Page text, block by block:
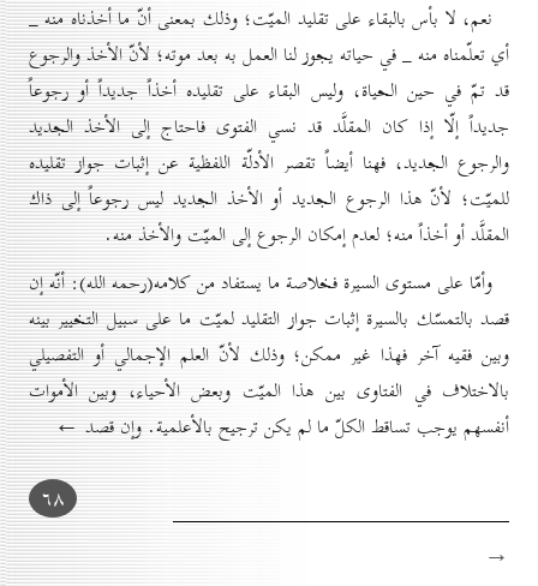
نعم، لا بأس بالبقاء على تقليد الميّت؛ وذلك بمعنى أنّ ما أخذناه منه _
أي تعلّمناه منه _ في حياته يجوز لنا العمل به بعد موته؛ لأنّ الأخذ والرجوع
قد تمّ في حين الحياة، وليس البقاء على تقليده أخذاً جديداً أو رجوعاً
جديداً إلّا إذا كان المقلَّد قد نسي الفتوى فاحتاج إلى الأخذ الجديد
والرجوع الجديد، فهنا أيضاً تقصر الأدلّة اللفظية عن إثبات جواز تقليده
للميّت؛ لأنّ هذا الرجوع الجديد أو الأخذ الجديد ليس رجوعاً إلى ذاك
المقلَّد أو أخذاً منه؛ لعدم إمكان الرجوع إلى الميّت والأخذ منه.
وأمّا على مستوى السيرة فخلاصة ما يستفاد من كلامه(رحمه الله): أنّه إن
قصد بالتمسّك بالسيرة إثبات جواز التقليد لميّت ما على سبيل التخيير بينه
وبين فقيه آخر فهذا غير ممكن؛ وذلك لأنّ العلم الإجمالي أو التفصيلي
بالاختلاف في الفتاوی بين هذا الميّت وبعض الأحياء، وبين الأموات
أنفسهم يوجب تساقط الكلّ ما لم يكن ترجيح بالأعلمية. وإن قصد ←
٦۸
→